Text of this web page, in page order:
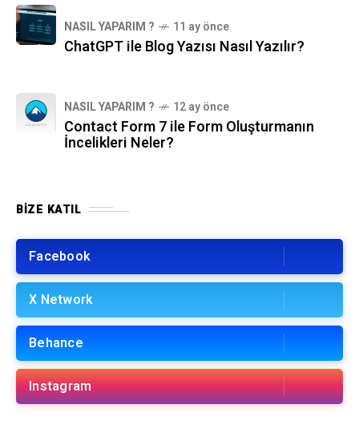
NASIL YAPARIM ? 11 ay önce
ChatGPT ile Blog Yazısı Nasıl Yazılır?
NASIL YAPARIM ? 12 ay önce
Contact Form 7 ile Form Oluşturmanın
İncelikleri Neler?
BIZE KATIL
Facebook
X Network
Behance
Instagram